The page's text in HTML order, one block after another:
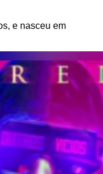
e nasceu em